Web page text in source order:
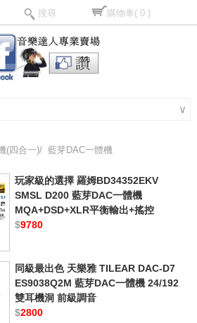
搜尋 購物車( 0 )
∨
(四合一)/ 藍芽DAC一體機
玩家級的選擇 羅姆BD34352EKV
SMSL D200 藍芽DAC一體機
MQA+DSD+XLR平衡輸出+搖控
$9780
同級最出色 天樂雅 TILEAR DAC-D7
ES9038Q2M 藍芽DAC一體機 24/192
雙耳機洞 前級調音
$2800